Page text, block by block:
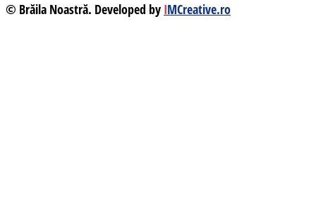
© Brăila Noastră. Developed by IMCreative.ro